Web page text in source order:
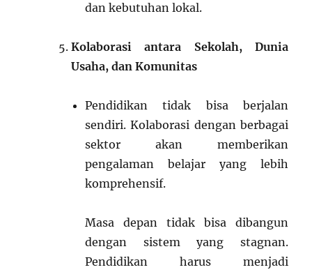
dan kebutuhan lokal.
Kolaborasi antara Sekolah, Dunia
Usaha, dan Komunitas
Pendidikan tidak bisa berjalan
sendiri. Kolaborasi dengan berbagai
sektor akan memberikan
pengalaman belajar yang lebih
komprehensif.
Masa depan tidak bisa dibangun
dengan sistem yang stagnan.
Pendidikan harus menjadi